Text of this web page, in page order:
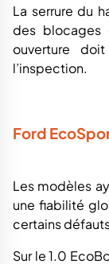
La serrure du
des blocages
ouverture
l’inspection.
Ford
Les modèles
une fiabilité
certains
Sur le 1.0